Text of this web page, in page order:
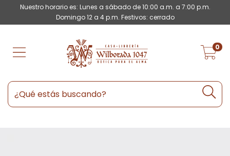
Nuestro horario es: Lunes a sábado de 10:00 a.m. a 7:00 p.m.
Domingo 12 a 4 p.m. Festivos: cerrado
0